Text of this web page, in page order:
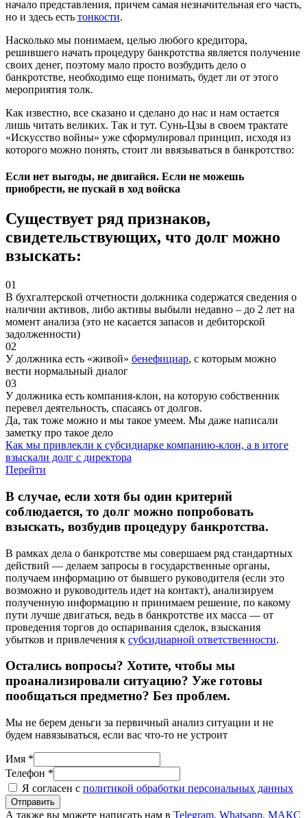
начало представления, причем самая незначительная его часть,
но и здесь есть тонкости.
Насколько мы понимаем, целью любого кредитора,
решившего начать процедуру банкротства является получение
своих денег, поэтому мало просто возбудить дело о
банкротстве, необходимо еще понимать, будет ли от этого
мероприятия толк.
Как известно, все сказано и сделано до нас и нам остается
лишь читать великих. Так и тут. Сунь-Цзы в своем трактате
«Искусство войны» уже сформулировал принцип, исходя из
которого можно понять, стоит ли ввязываться в банкротство:
Если нет выгоды, не двигайся. Если не можешь
приобрести, не пускай в ход войска
Существует ряд признаков,
свидетельствующих, что долг можно
взыскать:
01
В бухгалтерской отчетности должника содержатся сведения о
наличии активов, либо активы выбыли недавно – до 2 лет на
момент анализа (это не касается запасов и дебиторской
задолженности)
02
У должника есть «живой» бенефициар, с которым можно
вести нормальный диалог
03
У должника есть компания-клон, на которую собственник
перевел деятельность, спасаясь от долгов.
Да, так тоже можно и мы такое умеем. Мы даже написали
заметку про такое дело
Как мы привлекли к субсидиарке компанию-клон, а в итоге
взыскали долг с директора
Перейти
В случае, если хотя бы один критерий
соблюдается, то долг можно попробовать
взыскать, возбудив процедуру банкротства.
В рамках дела о банкротстве мы совершаем ряд стандартных
действий — делаем запросы в государственные органы,
получаем информацию от бывшего руководителя (если это
возможно и руководитель идет на контакт), анализируем
полученную информацию и принимаем решение, по какому
пути лучше двигаться, ведь в банкротстве их масса — от
проведения торгов до оспаривания сделок, взыскания
убытков и привлечения к субсидиарной ответственности.
Остались вопросы? Хотите, чтобы мы
проанализировали ситуацию? Уже готовы
пообщаться предметно? Без проблем.
Мы не берем деньги за первичный анализ ситуации и не
будем навязываться, если вас что-то не устроит
Имя *
Телефон *
Я согласен с политикой обработки персональных данных
Отправить
А также вы можете написать нам в Telegram, Whatsapp, МАКС